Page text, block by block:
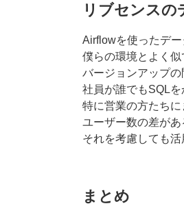
リブセンス
Airflowを使ったデー
僕らの環境とよく
バージョンアップの
社員が誰でもSQLを
特に営業の方たちに
ユーザー数の差があ
それを考慮しても
まとめ